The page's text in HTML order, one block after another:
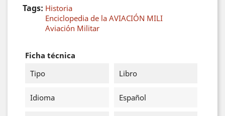
Tags: Historia
Enciclopedia de la AVIACIÓN MILI
Aviación Militar
Ficha técnica
Tipo
Libro
Idioma Español